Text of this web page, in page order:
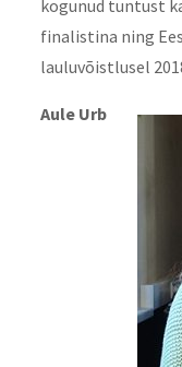
kogunud tuntust
finalistina ning
lauluvõistlusel
Aule Urb